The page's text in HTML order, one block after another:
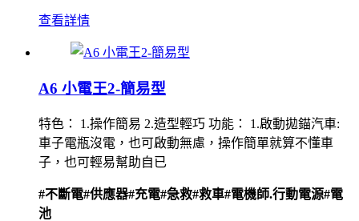
查看詳情
A6 小電王2-簡易型
特色： 1.操作簡易 2.造型輕巧 功能： 1.啟動拋錨汽車:
車子電瓶沒電，也可啟動無慮，操作簡單就算不懂車
子，也可輕易幫助自已
#不斷電#供應器#充電#急救#救車#電機師.行動電源#電
池